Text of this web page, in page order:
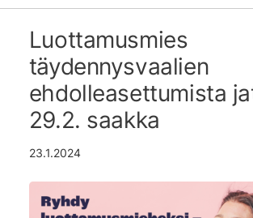
Luottamusmies
täydennysvaalien
ehdolleasettumista
29.2. saakka
23.1.2024